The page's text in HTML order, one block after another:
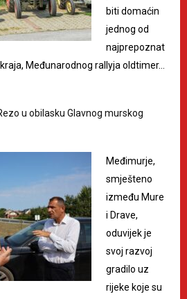
biti domaćin
jednog od
najprepoznat
Međunarodnog rallyja oldtimer…
u obilasku Glavnog murskog
Međimurje,
smješteno
između Mure
i Drave,
oduvijek je
svoj razvoj
gradilo uz
rijeke koje su